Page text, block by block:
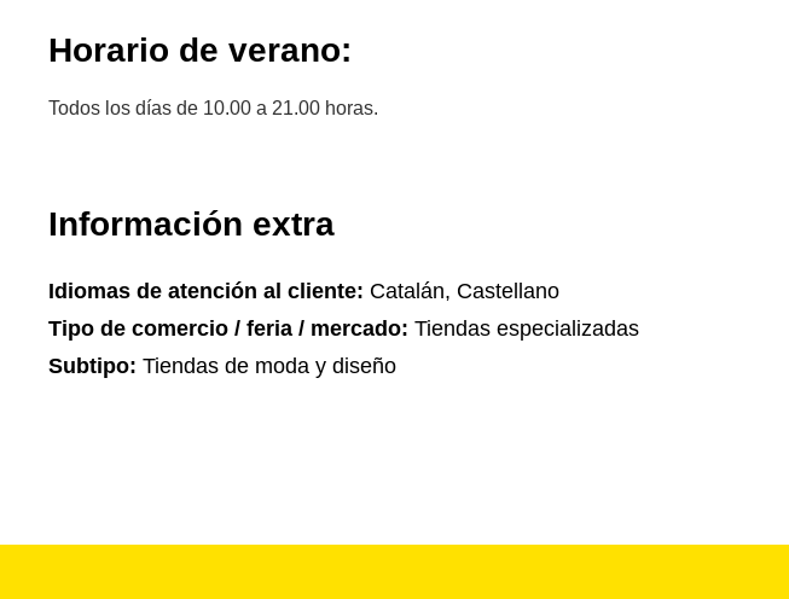
Horario de verano:
Todos los días de 10.00 a 21.00 horas.
Información extra
Idiomas de atención al cliente: Catalán, Castellano
Tipo de comercio / feria / mercado: Tiendas especializadas
Subtipo: Tiendas de moda y diseño